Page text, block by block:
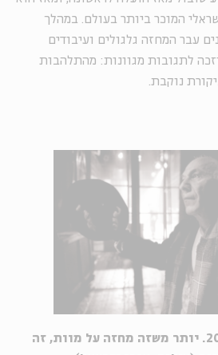
המוכר ביותר בעולם. במהלך
עבר המחזה גלגולים ועיבודים
לתגובות מגוונות: מהתלהבות
נוקבת.
"גטו", הקאמרי, 2010. יותר משזה מחזה על מוות, זה